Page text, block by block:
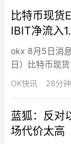
比特币现货
IBIT净流入
okx 8月5日消
日）比特币现
的比特币现货
为 1.70 亿美
OK快讯 28分
蓝狐：反对
场代价太高